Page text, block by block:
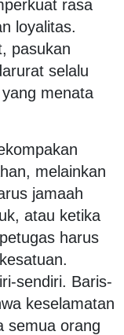
rasa
loyalitas.
pasukan
selalu
menata
melainkan
jamaah
atau ketika
harus
sendiri. Baris-
keselamatan
semua orang